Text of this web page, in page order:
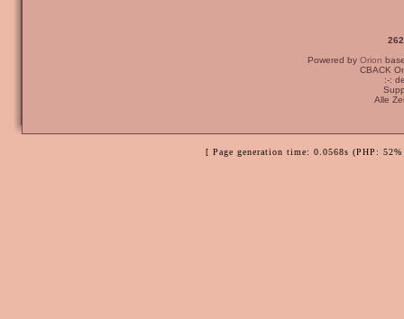
Powered by Orion
CBACK
:-:
Alle
[ Page generation time: 0.0568s (PHP: